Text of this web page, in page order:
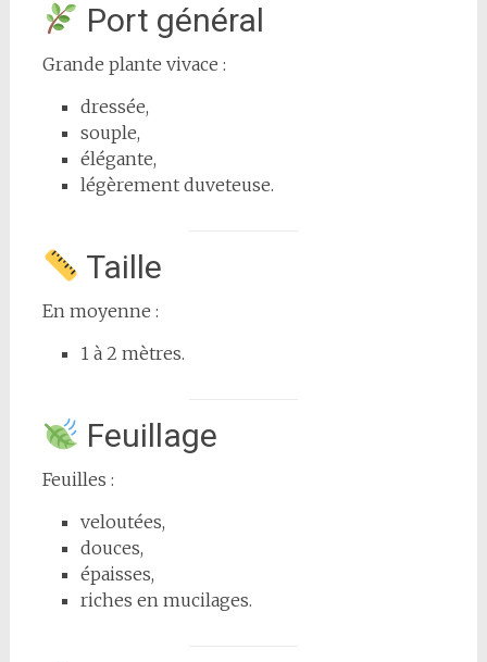
Port général
Grande plante vivace :
dressée,
souple,
élégante,
légèrement duveteuse.
Taille
En moyenne :
1 à 2 mètres.
Feuillage
Feuilles :
veloutées,
douces,
épaisses,
riches en mucilages.